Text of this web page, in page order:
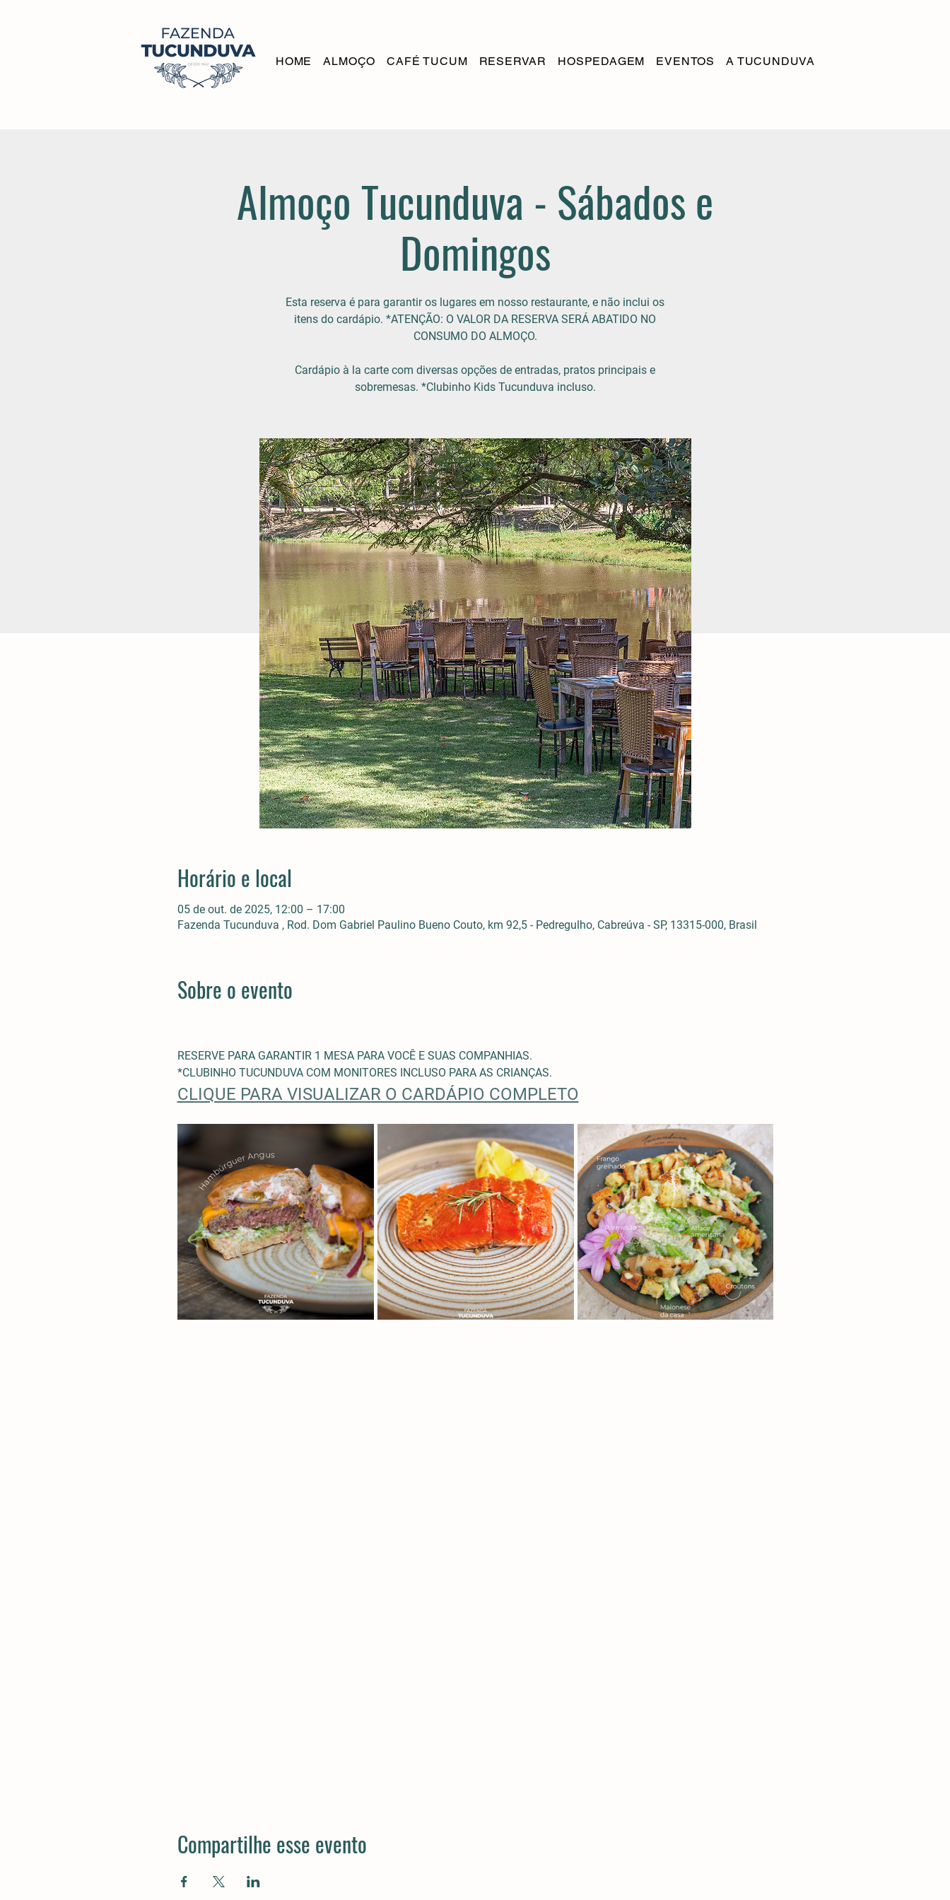
HOME ALMOÇO CAFÉ TUCUM RESERVAR HOSPEDAGEM EVENTOS A TUCUNDUVA
Almoço Tucunduva - Sábados e
Domingos
Esta reserva é para garantir os lugares em nosso restaurante, e não inclui os
itens do cardápio. *ATENÇÃO: O VALOR DA RESERVA SERÁ ABATIDO NO
CONSUMO DO ALMOÇO.
Cardápio à la carte com diversas opções de entradas, pratos principais e
sobremesas. *Clubinho Kids Tucunduva incluso.
Horário e local
05 de out. de 2025, 12:00 – 17:00
Fazenda Tucunduva , Rod. Dom Gabriel Paulino Bueno Couto, km 92,5 - Pedregulho, Cabreúva - SP, 13315-000, Brasil
Sobre o evento
RESERVE PARA GARANTIR 1 MESA PARA VOCÊ E SUAS COMPANHIAS.
*CLUBINHO TUCUNDUVA COM MONITORES INCLUSO PARA AS CRIANÇAS.
CLIQUE PARA VISUALIZAR O CARDÁPIO COMPLETO
Compartilhe esse evento